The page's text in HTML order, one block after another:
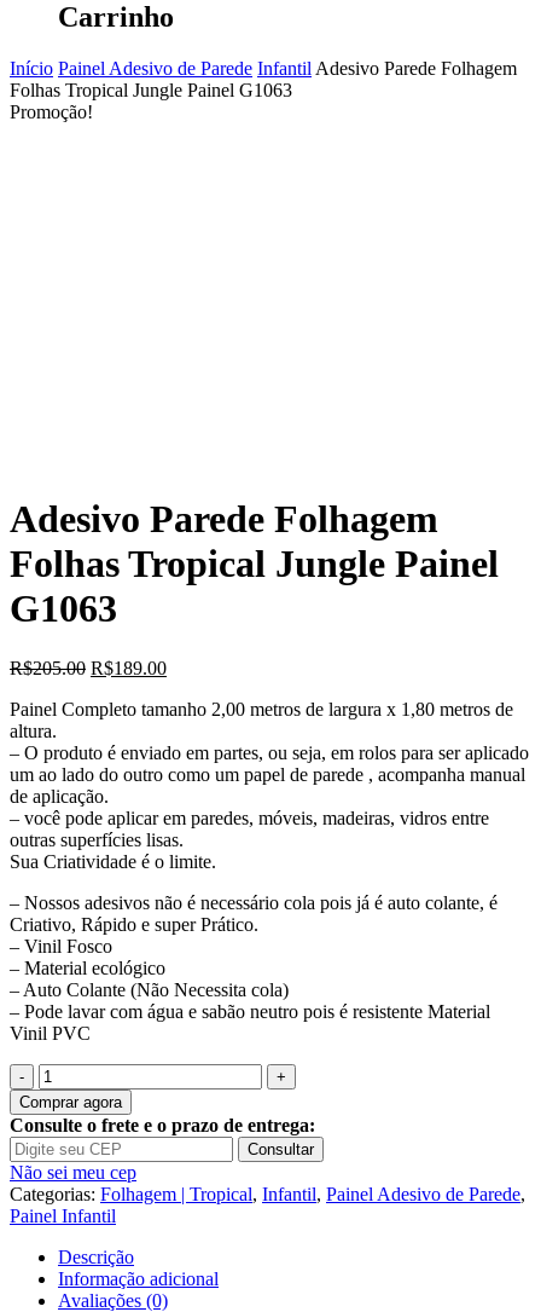
Carrinho
Início Painel Adesivo de Parede Infantil Adesivo Parede Folhagem
Folhas Tropical Jungle Painel G1063
Promoção!
Adesivo Parede Folhagem
Folhas Tropical Jungle Painel
G1063
R$205.00 O
original
R$205.00.
R$189.00O
atual
R$189.00.
Painel Completo tamanho 2,00 metros de largura x 1,80 metros de
altura.
– O produto é enviado em partes, ou seja, em rolos para ser aplicado
um ao lado do outro como um papel de parede , acompanha manual
de aplicação.
– você pode aplicar em paredes, móveis, madeiras, vidros entre
outras superfícies lisas.
Sua Criatividade é o limite.
– Nossos adesivos não é necessário cola pois já é auto colante, é
Criativo, Rápido e super Prático.
– Vinil Fosco
– Material ecológico
– Auto Colante (Não Necessita cola)
– Pode lavar com água e sabão neutro pois é resistente Material
Vinil PVC
Quantidade
de
Adesivo
Parede
Folhagem
Folhas
Tropical
Jungle
Painel
G1063
Comprar agora
Consulte o frete e o prazo de entrega:
Consultar
Não sei meu cep
Categorias: Folhagem | Tropical, Infantil, Painel Adesivo de Parede,
Painel Infantil
Descrição
Informação adicional
Avaliações (0)